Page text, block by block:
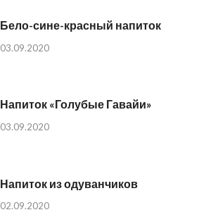
Бело-сине-красный напиток
03.09.2020
Напиток «Голубые Гавайи»
03.09.2020
Напиток из одуванчиков
02.09.2020